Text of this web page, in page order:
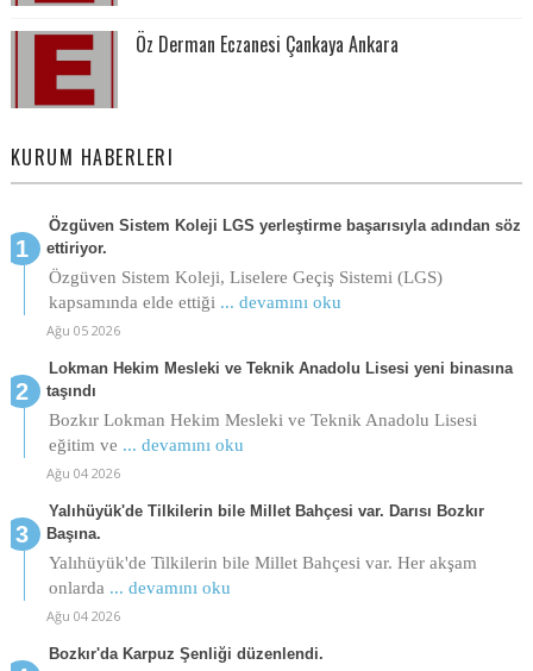
Öz Derman Eczanesi Çankaya Ankara
KURUM HABERLERI
Özgüven Sistem Koleji LGS yerleştirme başarısıyla adından söz
ettiriyor.
Özgüven Sistem Koleji, Liselere Geçiş Sistemi (LGS)
kapsamında elde ettiği ... devamını oku
Ağu 05 2026
Lokman Hekim Mesleki ve Teknik Anadolu Lisesi yeni binasına
taşındı
Bozkır Lokman Hekim Mesleki ve Teknik Anadolu Lisesi
eğitim ve ... devamını oku
Ağu 04 2026
Yalıhüyük'de Tilkilerin bile Millet Bahçesi var. Darısı Bozkır
Başına.
Yalıhüyük'de Tilkilerin bile Millet Bahçesi var. Her akşam
onlarda ... devamını oku
Ağu 04 2026
Bozkır'da Karpuz Şenliği düzenlendi.